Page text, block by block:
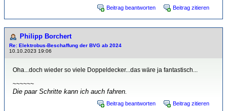
Beitrag beantworten Beitrag zitieren
Philipp Borchert
Re: Elektrobus-Beschaffung der BVG ab 2024
10.10.2023 19:06
Oha...doch wieder so viele Doppeldecker...das wäre ja fantastisch...
~~~~~~
Die paar Schritte kann ich auch fahren.
Beitrag beantworten Beitrag zitieren